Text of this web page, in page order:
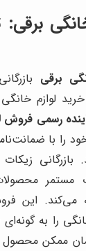
برقی
لوازم
رسمی فروش
را با
بازرگانی
مستمر
این
را به
ممکن